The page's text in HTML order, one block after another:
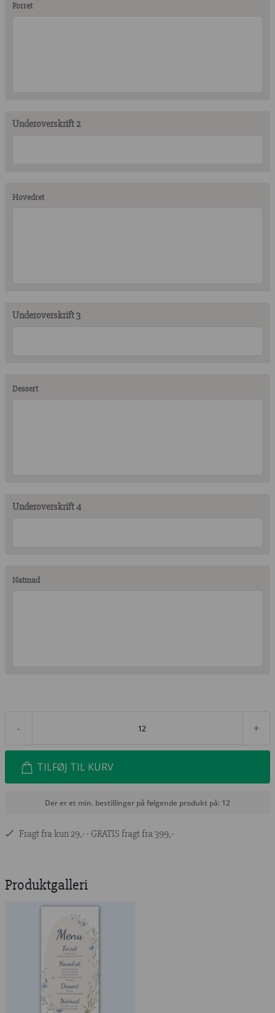
Forret
Underoverskrift 2
Hovedret
Underoverskrift 3
Dessert
Underoverskrift 4
Natmad
- +
TILFØJ TIL KURV
Der er et min. bestillinger på følgende produkt på: 12
Fragt fra kun 29,- ∙ GRATIS fragt fra 399,-
Produktgalleri